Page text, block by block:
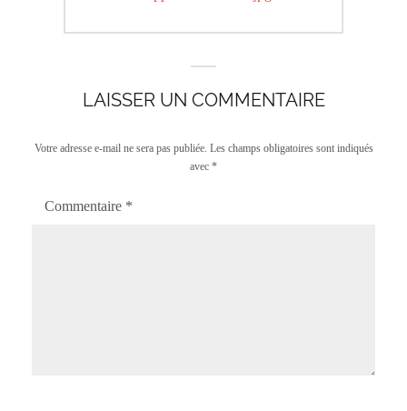
LAISSER UN COMMENTAIRE
Votre adresse e-mail ne sera pas publiée. Les champs obligatoires sont indiqués
avec *
Commentaire *